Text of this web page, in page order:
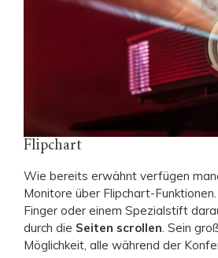
Flipchart
Wie bereits erwähnt verfügen
Monitore über Flipchart-
Finger oder einem Spezialstift
durch die Seiten scrollen . Sein
Möglichkeit, alle während der